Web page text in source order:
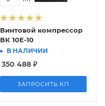
Винтовой компрессор
ВК 10Е-10
В НАЛИЧИИ
350 488 ₽
ЗАПРОСИТЬ КП